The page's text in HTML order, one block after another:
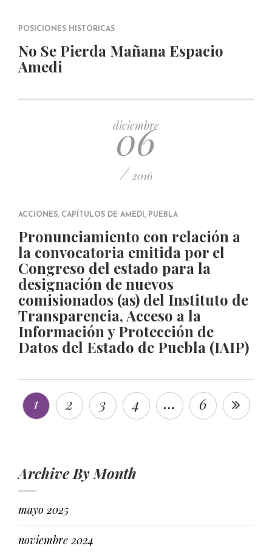
POSICIONES HISTÓRICAS
No Se Pierda Mañana Espacio
Amedi
diciembre
06
/ 2016
ACCIONES, CAPÍTULOS DE AMEDI , PUEBLA
Pronunciamiento con relación a
la convocatoria emitida por el
Congreso del estado para la
designación de nuevos
comisionados (as) del Instituto de
Transparencia, Acceso a la
Información y Protección de
Datos del Estado de Puebla (IAIP)
1 2 3 4 … 6
Archive By Month
mayo 2025
noviembre 2024